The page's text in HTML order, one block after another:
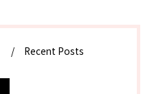
Recent Posts